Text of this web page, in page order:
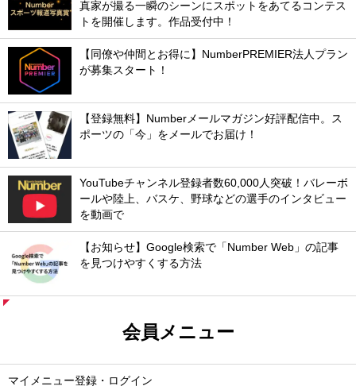
真家が撮る一瞬のシーンにスポットをあてるコンテス
トを開催します。作品受付中！
【同僚や仲間とお得に】NumberPREMIER法人プラン
が募集スタート！
【登録無料】Numberメールマガジン好評配信中。ス
ポーツの「今」をメールでお届け！
YouTubeチャンネル登録者数60,000人突破！バレーボ
ールや陸上、バスケ、野球などの選手のインタビュー
を動画で
【お知らせ】Google検索で「Number Web」の記事
を見つけやすくする方法
会員メニュー
マイメニュー登録・ログイン